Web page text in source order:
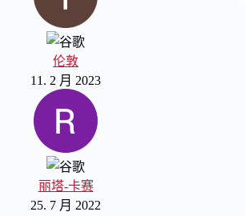
伦敦
11. 2 月 2023
丽塔-卡赛
25. 7 月 2022